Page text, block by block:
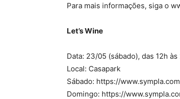
Para mais informações, siga o
Let’s Wine
Data: 23/05 (sábado), das 12h
Local: Casapark
Sábado: https://
Domingo: https://